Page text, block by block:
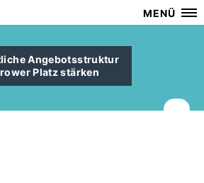
MENÜ
Angebotsstruktur
Platz stärken